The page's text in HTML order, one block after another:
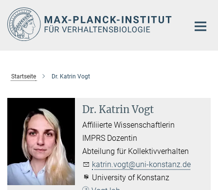
Hauptinhalt
Startseite Dr. Katrin Vogt
Dr. Katrin Vogt
Affiliierte Wissenschaftlerin
IMPRS Dozentin
Abteilung für Kollektivverhalten
katrin.vogt@uni-konstanz.de
University of Konstanz